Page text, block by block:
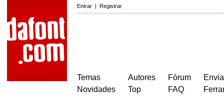
Entrar | Registrar
Temas
Novidades
Autores
Top
Fórum
FAQ